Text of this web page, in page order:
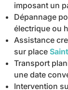
imposant un
Dépannage
électrique ou
Assistance
sur place
Transport
une date
Intervention